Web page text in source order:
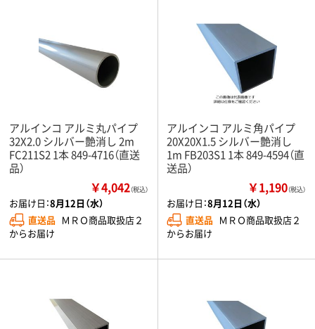
アルインコ アルミ丸パイプ
32X2.0 シルバー艶消し 2m
FC211S2 1本 849-4716（直送
品）
￥4,042（税込）
お届け日：8月12日（水）
直送品 ＭＲＯ商品取扱店２
からお届け
アルインコ アルミ角パイプ
20X20X1.5 シルバー艶消し
1m FB203S1 1本 849-4594（直
送品）
￥1,190（税込）
お届け日：8月12日（水）
直送品 ＭＲＯ商品取扱店２
からお届け